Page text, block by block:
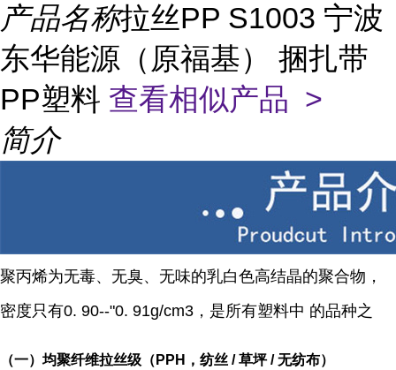
产品名称拉丝PP S1003 宁波
东华能源（原福基） 捆扎带
PP塑料 查看相似产品 >
简介
聚丙烯为无毒、无臭、无味的乳白色高结晶的聚合物，
密度只有0. 90--"0. 91g/cm3，是所有塑料中 的品种之
（一）均聚纤维拉丝级（PPH，纺丝 / 草坪 / 无纺布）